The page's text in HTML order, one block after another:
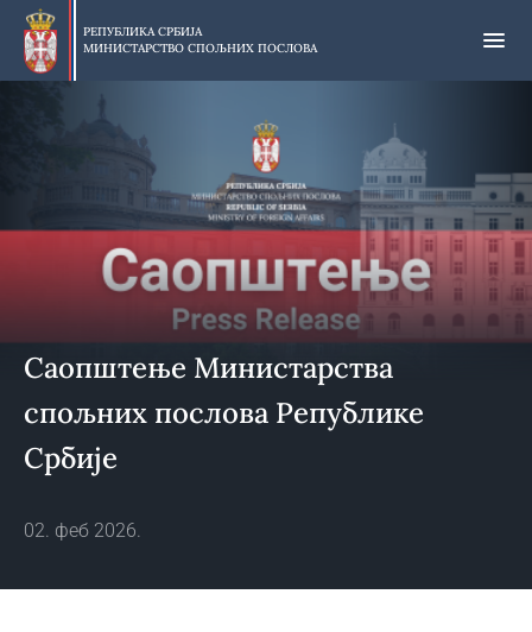
Прескочи
главни
део
РЕПУБЛИКА СРБИЈА
МИНИСТАРСТВО СПОЉНИХ ПОСЛОВА
Саопштење Министарства
спољних послова Републике
Србије
02. феб 2026.